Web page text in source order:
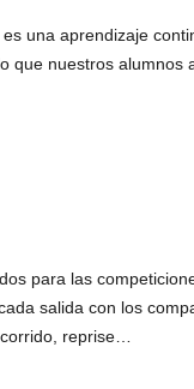
una aprendizaje
nuestros
para las
salida con los
reprise…